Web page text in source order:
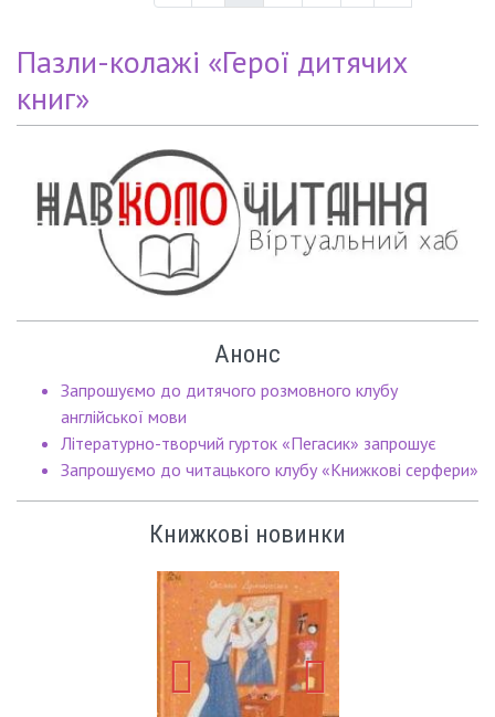
Пазли-колажі «Герої дитячих
книг»
Анонс
Запрошуємо до дитячого розмовного клубу
англійської мови
Літературно-творчий гурток «Пегасик» запрошує
Запрошуємо до читацького клубу «Книжкові серфери»
Книжкові новинки